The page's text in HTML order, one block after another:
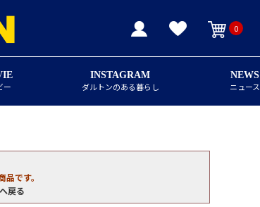
0
ー
INSTAGRAM
ダルトンのある暮らし
NEWS
ニュース
です。
戻る